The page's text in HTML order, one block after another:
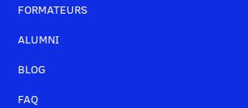
FORMATEURS
ALUMNI
BLOG
FAQ